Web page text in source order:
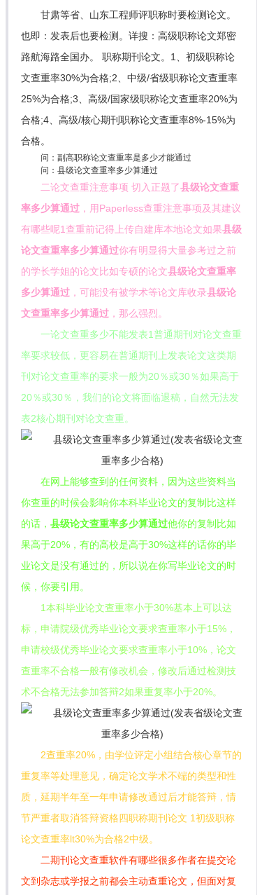
甘肃等省、山东工程师评职称时要检测论文。
也即：发表后也要检测。详搜：高级职称论文郑密
路航海路全国办。 职称期刊论文。1、初级职称论
文查重率30%为合格;2、中级/省级职称论文查重率
25%为合格;3、高级/国家级职称论文查重率20%为
合格;4、高级/核心期刊职称论文查重率8%-15%为
合格。
问：副高职称论文查重率是多少才能通过
问：县级论文查重率多少算通过
二论文查重注意事项 切入正题了县级论文查重
率多少算通过，用Paperless查重注意事项及其建议
有哪些呢1查重前记得上传自建库本地论文如果县级
论文查重率多少算通过你有明显得大量参考过之前
的学长学姐的论文比如专硕的论文县级论文查重率
多少算通过，可能没有被学术等论文库收录县级论
文查重率多少算通过，那么强烈。
一论文查重多少不能发表1普通期刊对论文查重
率要求较低，更容易在普通期刊上发表论文这类期
刊对论文查重率的要求一般为20％或30％如果高于
20％或30％，我们的论文将面临退稿，自然无法发
表2核心期刊对论文查重。
在网上能够查到的任何资料，因为这些资料当
你查重的时候会影响你本科毕业论文的复制比这样
的话， 县级论文查重率多少算通过他你的复制比如
果高于20%，有的高校是高于30%这样的话你的毕
业论文是没有通过的，所以说在你写毕业论文的时
候，你要引用。
1本科毕业论文查重率小于30%基本上可以达
标，申请院级优秀毕业论文要求查重率小于15%，
申请校级优秀毕业论文要求查重率小于10%，论文
查重率不合格一般有修改机会，修改后通过检测技
术不合格无法参加答辩2如果重复率小于20%。
2查重率20%，由学位评定小组结合核心章节的
重复率等处理意见，确定论文学术不端的类型和性
质，延期半年至一年申请修改通过后才能答辩，情
节严重者取消答辩资格四职称期刊论文 1初级职称
论文查重率lt30%为合格2中级。
二期刊论文查重软件有哪些很多作者在提交论
文到杂志或学报之前都会主动查重论文，但面对复